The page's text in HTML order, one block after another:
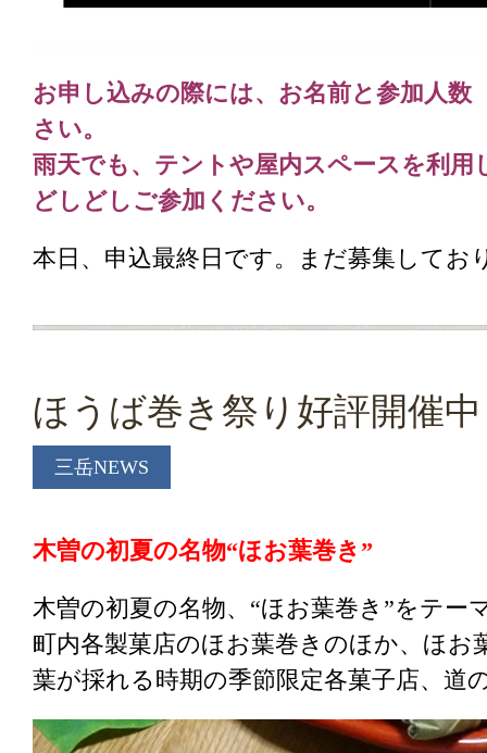
お申し込みの際には、お名前と参加人数
さい。
雨天でも、テントや屋内スペースを利
どしどしご参加ください。
本日、申込最終日です。まだ募集してお
ほうば巻き祭り好評開催
三岳NEWS
木曽の初夏の名物“ほお葉巻き”
木曽の初夏の名物、“ほお葉巻き”をテー
町内各製菓店のほお葉巻きのほか、ほお
葉が採れる時期の季節限定各菓子店、道